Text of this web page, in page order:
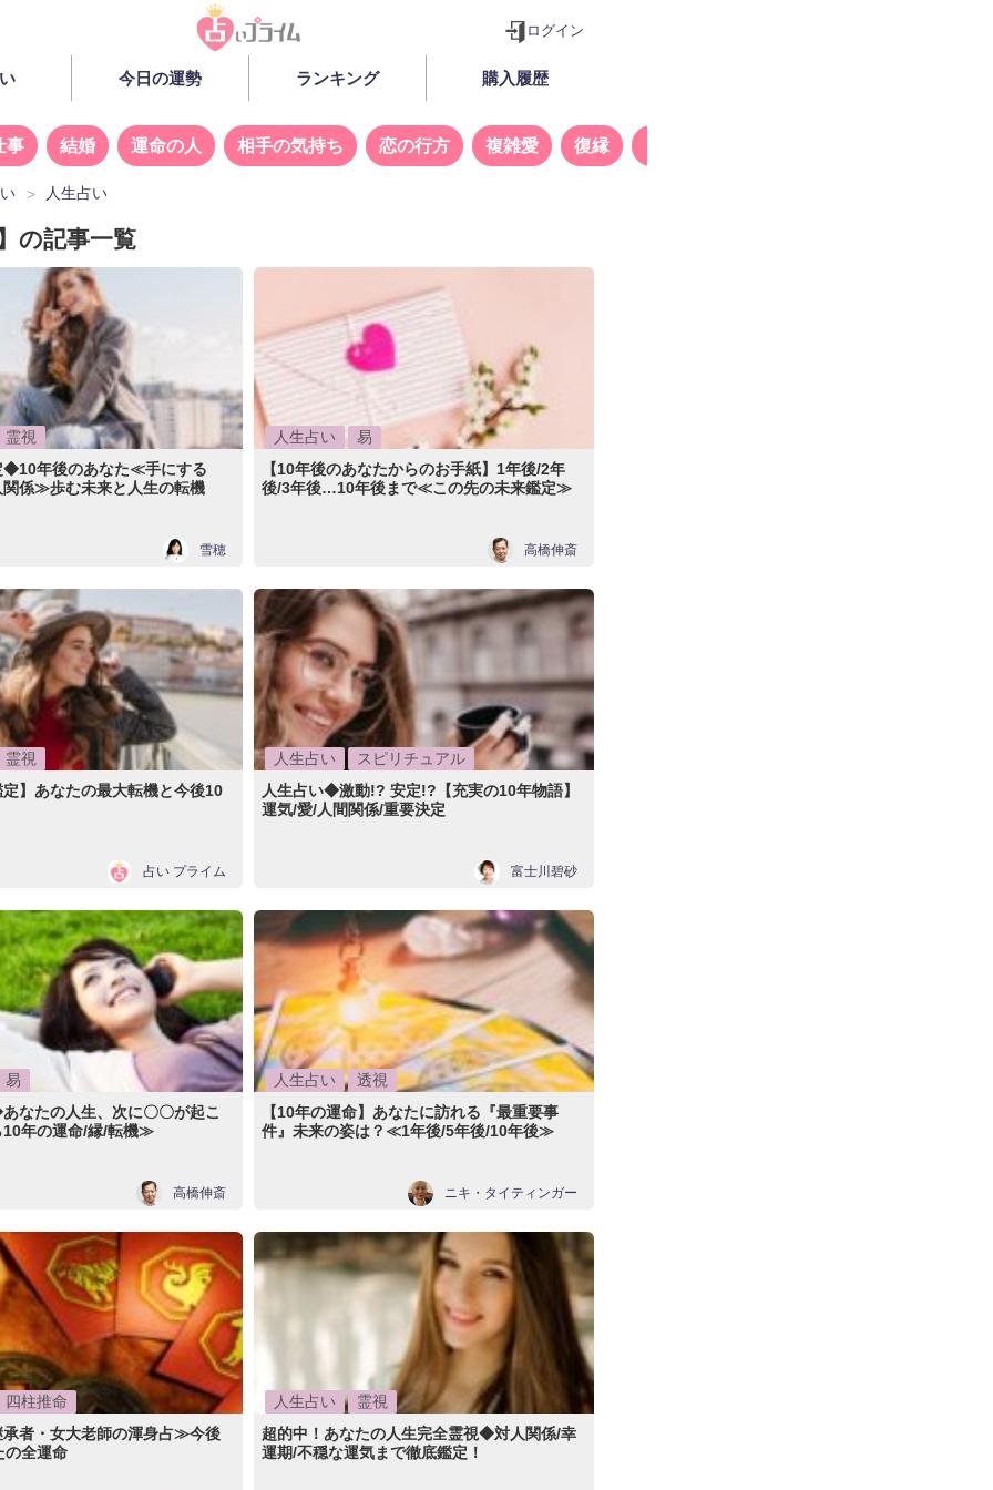
ログイン
今日の運勢 ランキング 購入履歴
事 結婚 運命の人 相手の気持ち 恋の行方 複雑愛 復縁
人生占い
の記事一覧
霊視
◆10年後のあなた≪手にする
関係≫歩む未来と人生の転機
雪穂
人生占い
易
【10年後のあなたからのお手紙】1年後/2年
後/3年後…10年後まで≪この先の未来鑑定≫
高橋伸斎
霊視
】あなたの最大転機と今後10
占い プライム
人生占い
スピリチュアル
人生占い◆激動!? 安定!?【充実の10年物語】
運気/愛/人間関係/重要決定
富士川碧砂
易
なたの人生、次に〇〇が起こ
年の運命/縁/転機≫
高橋伸斎
人生占い
透視
【10年の運命】あなたに訪れる『最重要事
件』未来の姿は？≪1年後/5年後/10年後≫
ニキ・タイティンガー
四柱推命
者・女大老師の渾身占≫今後
全運命
人生占い
霊視
超的中！あなたの人生完全霊視◆対人関係/幸
運期/不穏な運気まで徹底鑑定！